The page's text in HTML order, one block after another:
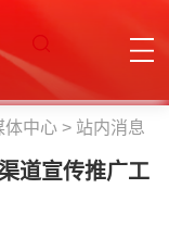
体中心 > 站内消息
道宣传推广工